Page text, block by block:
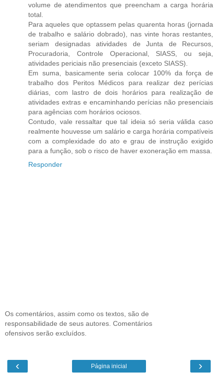
volume de atendimentos que preencham a carga horária
total.
Para aqueles que optassem pelas quarenta horas (jornada
de trabalho e salário dobrado), nas vinte horas restantes,
seriam designadas atividades de Junta de Recursos,
Procuradoria, Controle Operacional, SIASS, ou seja,
atividades periciais não presenciais (exceto SIASS).
Em suma, basicamente seria colocar 100% da força de
trabalho dos Peritos Médicos para realizar dez perícias
diárias, com lastro de dois horários para realização de
atividades extras e encaminhando perícias não presenciais
para agências com horários ociosos.
Contudo, vale ressaltar que tal ideia só seria válida caso
realmente houvesse um salário e carga horária compatíveis
com a complexidade do ato e grau de instrução exigido
para a função, sob o risco de haver exoneração em massa.
Responder
Os comentários, assim como os textos, são de
responsabilidade de seus autores. Comentários
ofensivos serão excluídos.
‹ ›
Página inicial